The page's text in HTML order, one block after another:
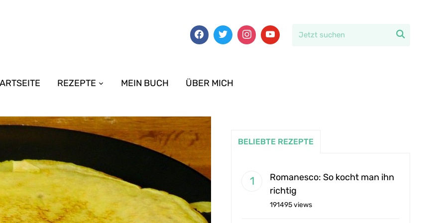

REZEPTE MEIN BUCH ÜBER MICH
BELIEBTE REZEPTE
Romanesco: So kocht man ihn
richtig
191495 views